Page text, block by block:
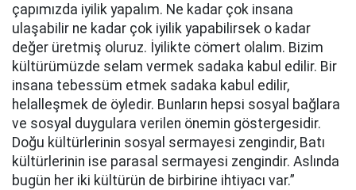
çapımızda iyilik yapalım. Ne kadar çok insana
ulaşabilir ne kadar çok iyilik yapabilirsek o kadar
değer üretmiş oluruz. İyilikte cömert olalım. Bizim
kültürümüzde selam vermek sadaka kabul edilir. Bir
insana tebessüm etmek sadaka kabul edilir,
helalleşmek de öyledir. Bunların hepsi sosyal bağlara
ve sosyal duygulara verilen önemin göstergesidir.
Doğu kültürlerinin sosyal sermayesi zengindir, Batı
kültürlerinin ise parasal sermayesi zengindir. Aslında
bugün her iki kültürün de birbirine ihtiyacı var.”